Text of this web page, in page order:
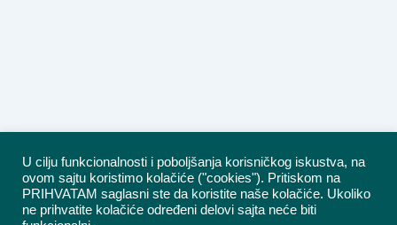
U cilju funkcionalnosti i poboljšanja korisničkog iskustva, na
ovom sajtu koristimo kolačiće ("cookies"). Pritiskom na
PRIHVATAM saglasni ste da koristite naše kolačiće. Ukoliko
ne prihvatite kolačiće određeni delovi sajta neće biti